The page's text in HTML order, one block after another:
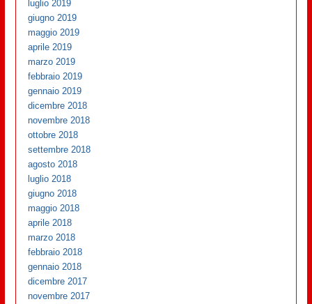
luglio 2019
giugno 2019
maggio 2019
aprile 2019
marzo 2019
febbraio 2019
gennaio 2019
dicembre 2018
novembre 2018
ottobre 2018
settembre 2018
agosto 2018
luglio 2018
giugno 2018
maggio 2018
aprile 2018
marzo 2018
febbraio 2018
gennaio 2018
dicembre 2017
novembre 2017